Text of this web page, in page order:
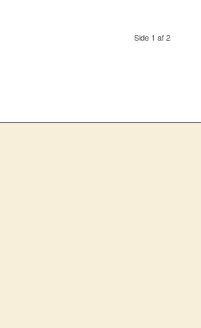
Side 1 af 2